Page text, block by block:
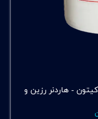
- هاردنر رزین و